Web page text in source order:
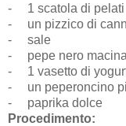
-
1 scatola di pelati
-
un pizzico di
-
sale
-
pepe nero
-
1 vasetto di
-
un peperoncino
-
paprika dolce
Procedimento: